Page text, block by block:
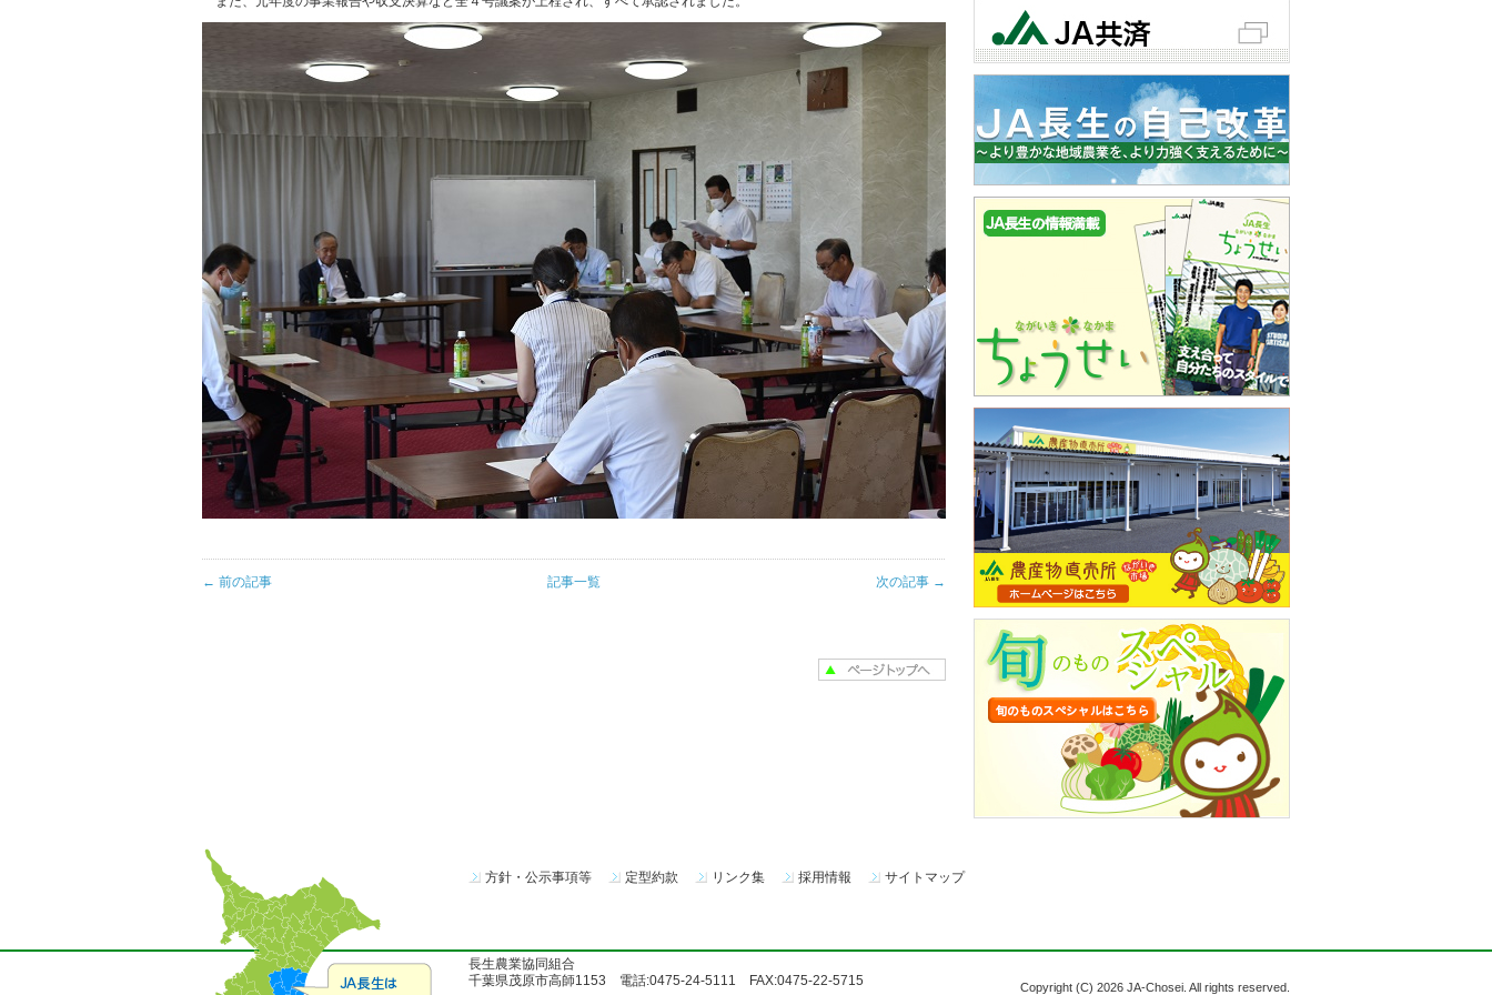
← 前の記事 記事一覧 次の記事 →
方針・公示事項等 定型約款 リンク集 採用情報 サイトマップ
Copyright (C) 2026 JA-Chosei. All rights reserved.
長生農業協同組合
千葉県茂原市高師1153 電話:0475-24-5111 FAX:0475-22-5715